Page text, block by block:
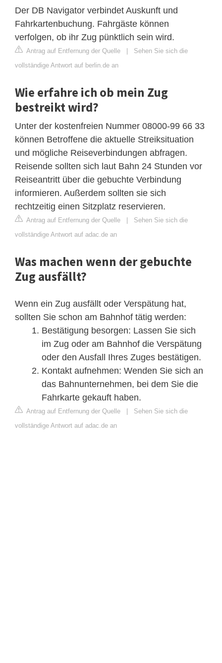
Der DB Navigator verbindet Auskunft und
Fahrkartenbuchung. Fahrgäste können
verfolgen, ob ihr Zug pünktlich sein wird.
Antrag auf Entfernung der Quelle | Sehen Sie sich die
vollständige Antwort auf berlin.de an
Wie erfahre ich ob mein Zug
bestreikt wird?
Unter der kostenfreien Nummer 08000-99 66 33
können Betroffene die aktuelle Streiksituation
und mögliche Reiseverbindungen abfragen.
Reisende sollten sich laut Bahn 24 Stunden vor
Reiseantritt über die gebuchte Verbindung
informieren. Außerdem sollten sie sich
rechtzeitig einen Sitzplatz reservieren.
Antrag auf Entfernung der Quelle | Sehen Sie sich die
vollständige Antwort auf adac.de an
Was machen wenn der gebuchte
Zug ausfällt?
Wenn ein Zug ausfällt oder Verspätung hat,
sollten Sie schon am Bahnhof tätig werden:
Bestätigung besorgen: Lassen Sie sich
im Zug oder am Bahnhof die Verspätung
oder den Ausfall Ihres Zuges bestätigen.
Kontakt aufnehmen: Wenden Sie sich an
das Bahnunternehmen, bei dem Sie die
Fahrkarte gekauft haben.
Antrag auf Entfernung der Quelle | Sehen Sie sich die
vollständige Antwort auf adac.de an